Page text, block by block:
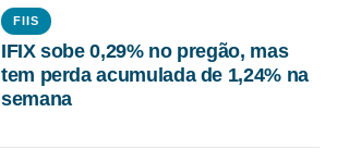
FIIS
IFIX sobe 0,29% no pregão, mas
tem perda acumulada de 1,24% na
semana